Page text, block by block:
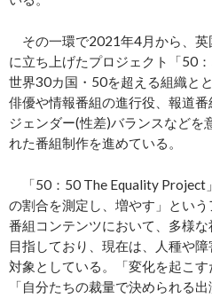
その一環で2021年4月から、
に立ち上げたプロジェクト「50
世界30カ国・50を超える組織と
俳優や情報番組の進行役、報道
ジェンダー(性差)バランスなどを
れた番組制作を進めている。
「50：50 The Equality Project
の割合を測定し、増やす」という
番組コンテンツにおいて、多様
目指しており、現在は、人種や
対象としている。「変化を起こす
「自分たちの裁量で決められる